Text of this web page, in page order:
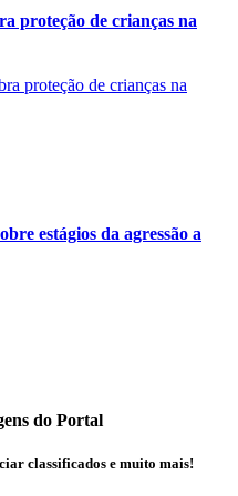
proteção de crianças na
estágios da agressão a
do Portal
classificados e muito mais!